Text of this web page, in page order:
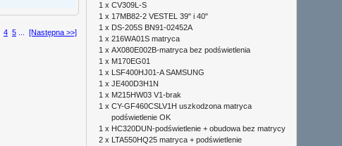
4 5 [Następna >>]
1 x CV309L-S
1 x 17MB82-2 VESTEL 39" i 40"
1 x DS-205S BN91-02452A
1 x 216WA01S matryca
1 x AX080E002B-matryca bez podświetlenia
1 x M170EG01
1 x
LSF400HJ01-A SAMSUNG
1 x JE400D3H1N
1 x M215HW03 V1-brak
1 x CY-GF460CSLV1H uszkodzona matryca
podświetlenie OK
1 x HC320DUN-podświetlenie + obudowa bez matrycy
2 x
LTA550HQ25 matryca + podświetlenie